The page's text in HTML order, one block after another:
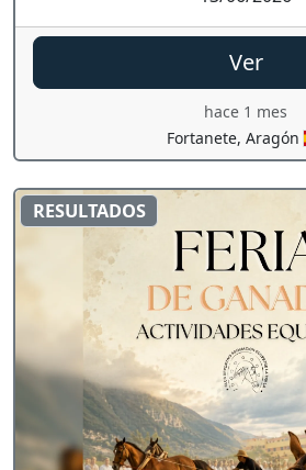
Ver
hace 1 mes
Fortanete, Aragón
RESULTADOS